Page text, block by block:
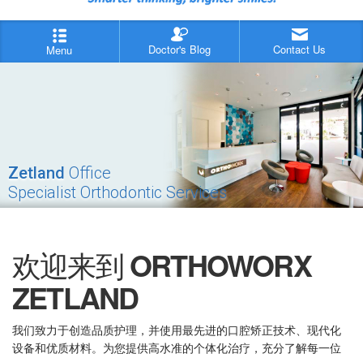
Menu Doctor's Blog Contact Us
Zetland Office
Specialist Orthodontic Services
欢迎来到ORTHOWORX
ZETLAND
我们致力于创造品质护理，并使用最先进的口腔矫正技术、现代化
设备和优质材料。为您提供高水准的个体化治疗，充分了解每一位